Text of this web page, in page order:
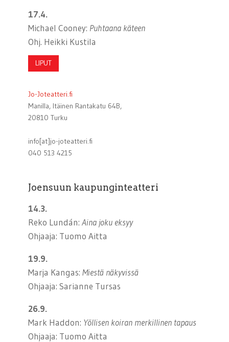
17.4.
Michael Cooney: Puhtaana käteen
Ohj. Heikki Kustila
LIPUT
Jo-Joteatteri.fi
Manilla, Itäinen Rantakatu 64B,
20810 Turku
info[at]jo-joteatteri.fi
040 513 4215
Joensuun kaupunginteatteri
14.3.
Reko Lundán: Aina joku eksyy
Ohjaaja: Tuomo Aitta
19.9.
Marja Kangas: Miestä näkyvissä
Ohjaaja: Sarianne Tursas
26.9.
Mark Haddon: Yöllisen koiran merkillinen tapaus
Ohjaaja: Tuomo Aitta